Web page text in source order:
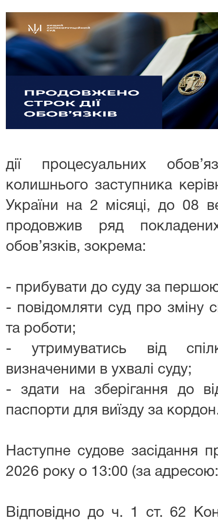
дії процесуальних
колишнього заступника
України на 2 місяці, до 08
продовжив ряд
обов’язків, зокрема:
- прибувати до суду за
- повідомляти суд про зміну
та роботи;
- утримуватись від
визначеними в ухвалі суду;
- здати на зберігання до
паспорти для виїзду за
Наступне судове засідання
2026 року о 13:00 (за
Відповідно до ч. 1 ст. 62